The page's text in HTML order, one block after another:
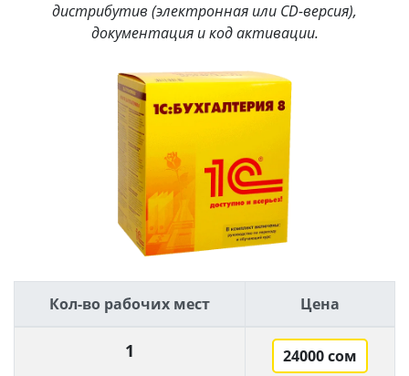
дистрибутив (электронная или CD-версия),
документация и код активации.
Кол-во рабочих мест Цена
1 24000 сом